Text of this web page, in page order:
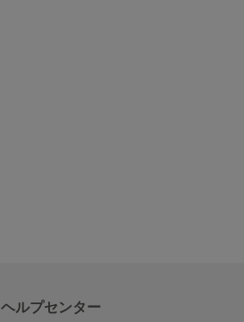
ヘルプセンター